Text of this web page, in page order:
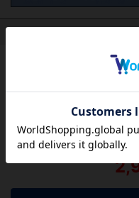
この作品にはまだレビ
レ